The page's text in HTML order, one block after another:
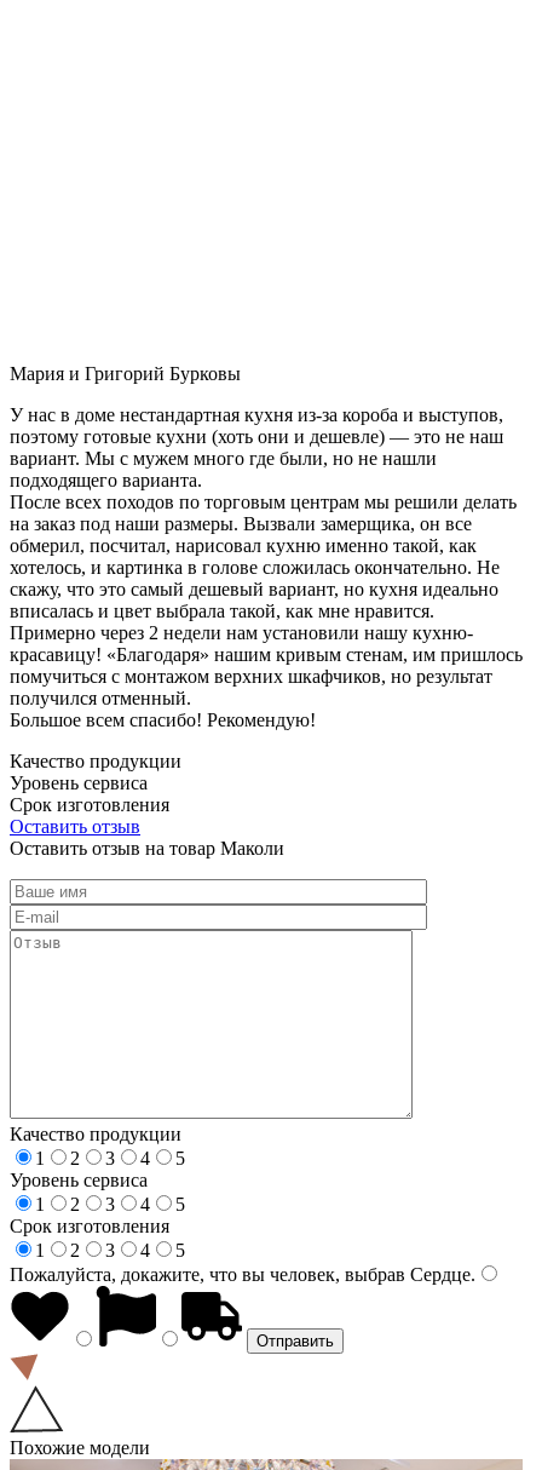
Мария и Григорий Бурковы
У нас в доме нестандартная кухня из-за короба и выступов,
поэтому готовые кухни (хоть они и дешевле) — это не наш
вариант. Мы с мужем много где были, но не нашли
подходящего варианта.
После всех походов по торговым центрам мы решили делать
на заказ под наши размеры. Вызвали замерщика, он все
обмерил, посчитал, нарисовал кухню именно такой, как
хотелось, и картинка в голове сложилась окончательно. Не
скажу, что это самый дешевый вариант, но кухня идеально
вписалась и цвет выбрала такой, как мне нравится.
Примерно через 2 недели нам установили нашу кухню-
красавицу! «Благодаря» нашим кривым стенам, им пришлось
помучиться с монтажом верхних шкафчиков, но результат
получился отменный.
Большое всем спасибо! Рекомендую!
Качество продукции
Уровень сервиса
Срок изготовления
Оставить отзыв
Оставить отзыв на товар Маколи
Качество продукции
1
2 3 4
5
Уровень сервиса
1
2 3 4
5
Срок изготовления
1
2 3 4
5
Пожалуйста, докажите, что вы человек, выбрав Сердце.
Похожие модели